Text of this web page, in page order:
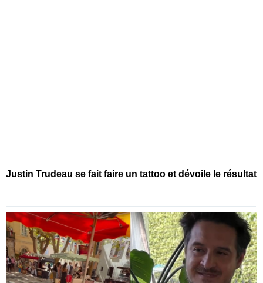
Justin Trudeau se fait faire un tattoo et dévoile le résultat